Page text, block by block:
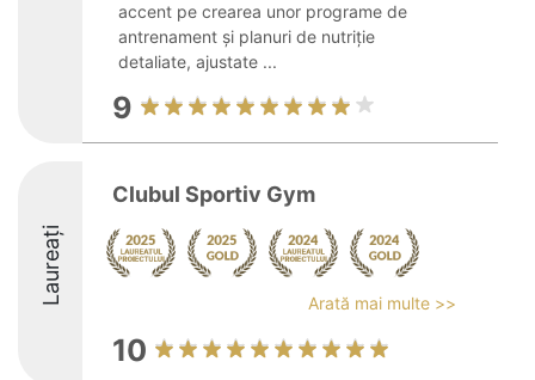
accent pe crearea unor programe de
antrenament și planuri de nutriție
detaliate, ajustate ...
9
Laureați
Clubul Sportiv Gym
Arată mai multe >>
10